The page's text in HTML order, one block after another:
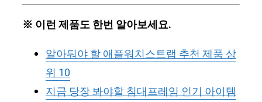
※ 이런 제품도 한번 알아보세요.
알아둬야 할 애플워치스트랩 추천 제품 상
위 10
지금 당장 봐야할 침대프레임 인기 아이템